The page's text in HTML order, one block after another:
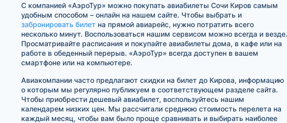
С компанией «АэроТур» можно покупать авиабилеты Сочи Киров самым
удобным способом – онлайн на нашем сайте. Чтобы выбрать и
забронировать билет на прямой авиарейс, нужно потратить всего
несколько минут. Воспользоваться нашим сервисом можно всегда и везде.
Просматривайте расписания и покупайте авиабилеты дома, в кафе или на
работе в обеденный перерыв. «АэроТур» всегда доступен в вашем
смартфоне или на компьютере.
Авиакомпании часто предлагают скидки на билет до Кирова, информацию
о которым мы регулярно публикуем в соответствующем разделе сайта.
Чтобы приобрести дешевый авиабилет, воспользуйтесь нашим
календарем низких цен. Мы рассчитали среднюю стоимость перелета на
каждый месяц, чтобы вам было проще сравнивать и выбирать наиболее